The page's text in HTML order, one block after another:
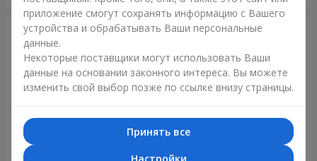
приложение смогут сохранять информацию с Вашего
устройства и обрабатывать Ваши персональные
данные.
Некоторые поставщики могут использовать Ваши
данные на основании законного интереса. Вы можете
изменить свой выбор позже по ссылке внизу страницы.
Принять все
Настройки